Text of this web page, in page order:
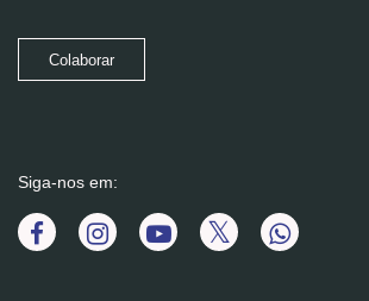
Colaborar
Siga-nos em: